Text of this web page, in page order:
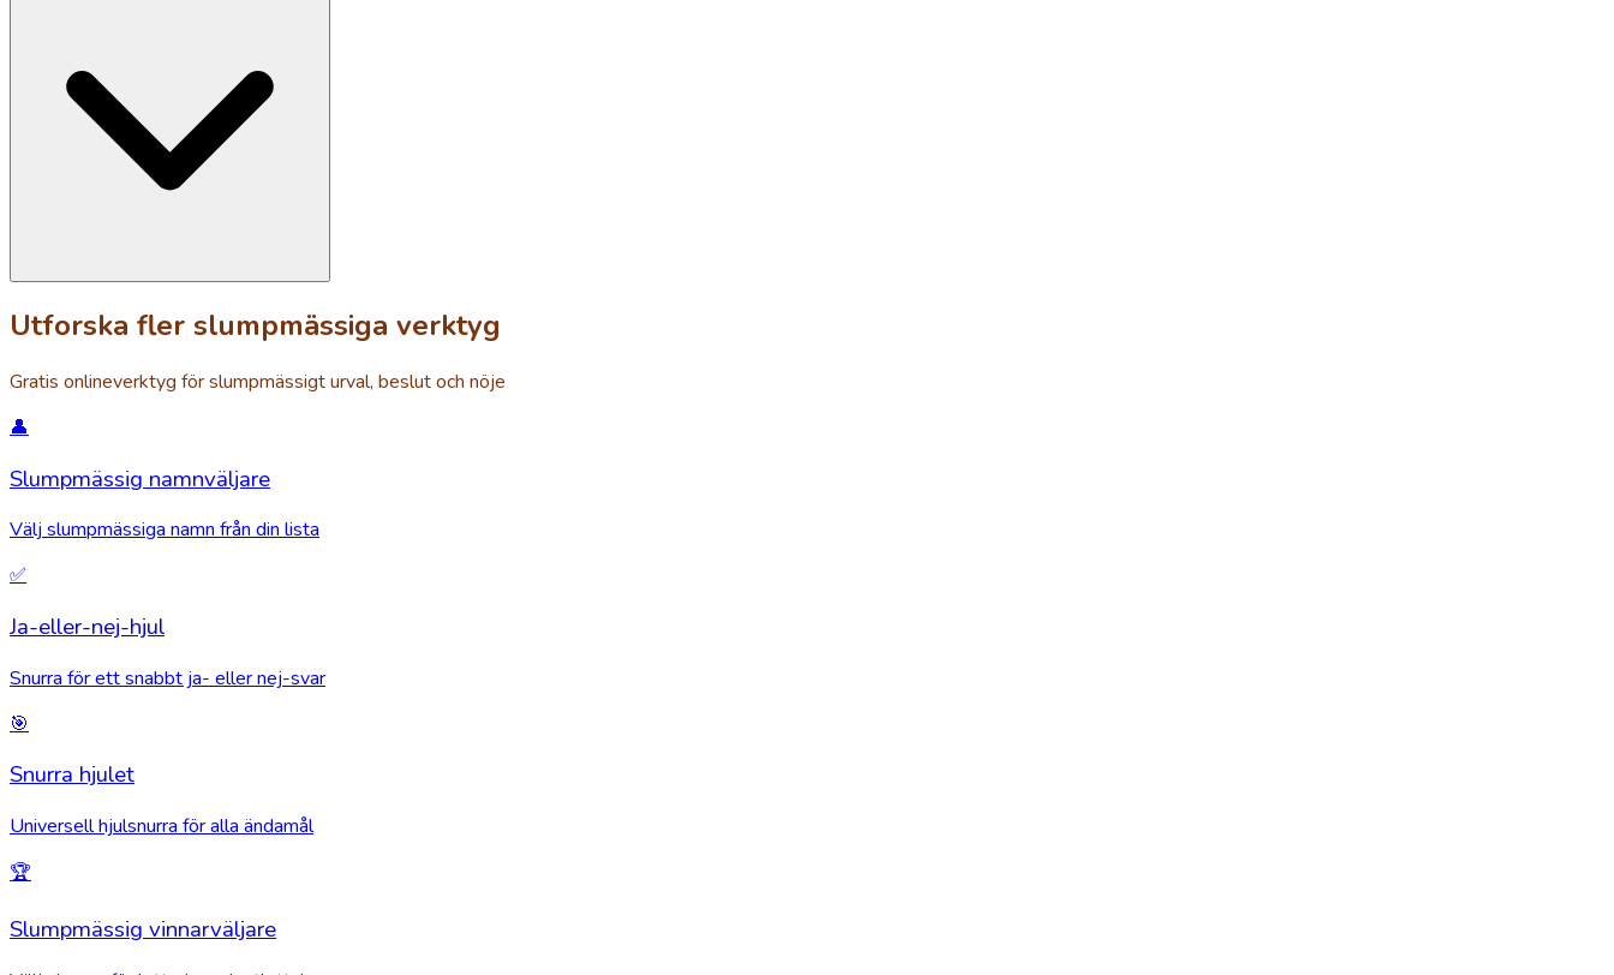
Utforska fler slumpmässiga verktyg
Gratis onlineverktyg för slumpmässigt urval, beslut och nöje
👤
Slumpmässig namnväljare
Välj slumpmässiga namn från din lista
✅
Ja-eller-nej-hjul
Snurra för ett snabbt ja- eller nej-svar
🎯
Snurra hjulet
Universell hjulsnurra för alla ändamål
🏆
Slumpmässig vinnarväljare